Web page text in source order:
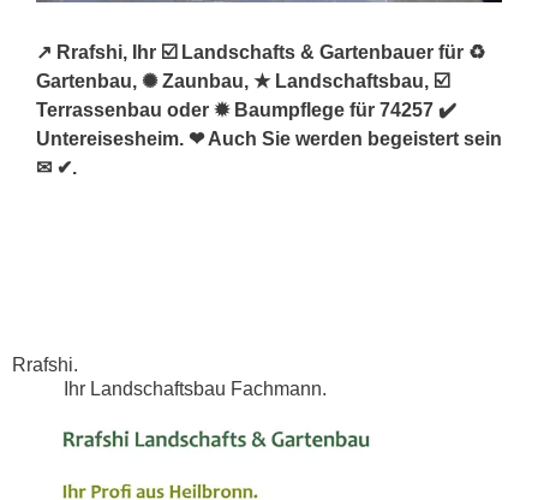
↗️ Rrafshi, Ihr ☑️ Landschafts & Gartenbauer für ♻
Gartenbau, ✺ Zaunbau, ★ Landschaftsbau, ☑️
Terrassenbau oder ✹ Baumpflege für 74257 ✔️
Untereisesheim. ❤ Auch Sie werden begeistert sein
✉ ✔.
Rrafshi.
Ihr Landschaftsbau Fachmann.